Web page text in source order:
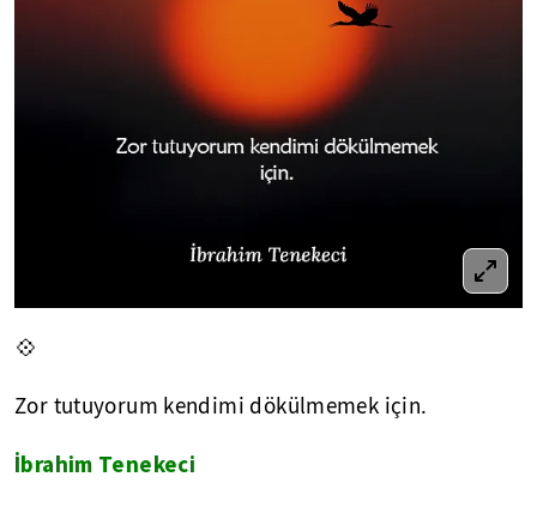
💠
Zor tutuyorum kendimi dökülmemek için.
İbrahim Tenekeci